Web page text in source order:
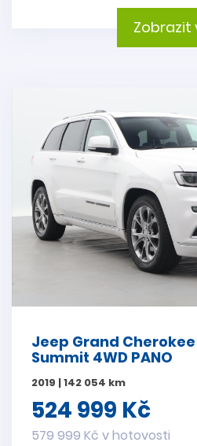
Zobrazit
Jeep Grand Cherokee
Summit 4WD PANO
2019 | 142 054 km
524 999 Kč
579 999 Kč v hotovosti